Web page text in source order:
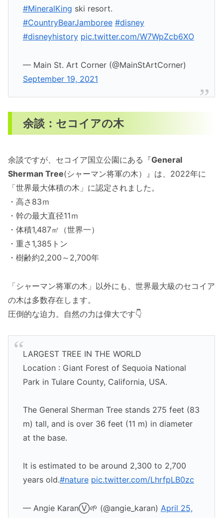
#MineralKing ski resort.
#CountryBearJamboree #disney
#disneyhistory pic.twitter.com/W7WpZcb6XO
— Main St. Art Corner (@MainStArtCorner)
September 19, 2021
余談：セコイアの木
余談ですが、セコイア国立公園にある『General
Sherman Tree(シャーマン将軍の木）』は、2022年に
「世界最大体積の木」に認定されました。
・高さ83ｍ
・幹の最大直径11ｍ
・体積1,487㎡（世界一）
・重さ1,385トン
・樹齢約2,200～2,700年
「シャーマン将軍の木」以外にも、世界最大級のセコイア
の木は多数存在します。
圧倒的な迫力。自然の力は偉大です👇
LARGEST TREE IN THE WORLD
Location : Giant Forest of Sequoia National
Park in Tulare County, California, USA.
The General Sherman Tree stands 275 feet (83
m) tall, and is over 36 feet (11 m) in diameter
at the base.
It is estimated to be around 2,300 to 2,700
years old.#nature pic.twitter.com/LhrfpLB0zc
— Angie KaranⓋ🌱 (@angie_karan) April 25,